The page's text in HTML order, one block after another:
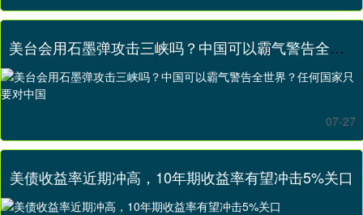
美台会用石墨弹攻击三峡吗？中国可以霸气警告全世界？任何国家只要对中国
07-27
美债收益率近期冲高，10年期收益率有望冲击5%关口